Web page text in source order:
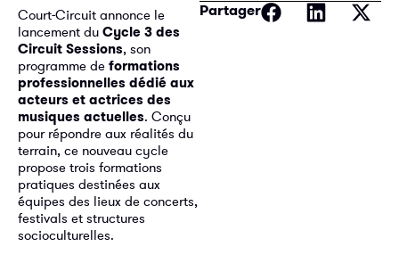
Court-Circuit annonce le
lancement du Cycle 3 des
Circuit Sessions, son
programme de formations
professionnelles dédié aux
acteurs et actrices des
musiques actuelles. Conçu
pour répondre aux réalités du
terrain, ce nouveau cycle
propose trois formations
pratiques destinées aux
équipes des lieux de concerts,
festivals et structures
socioculturelles.
Partager